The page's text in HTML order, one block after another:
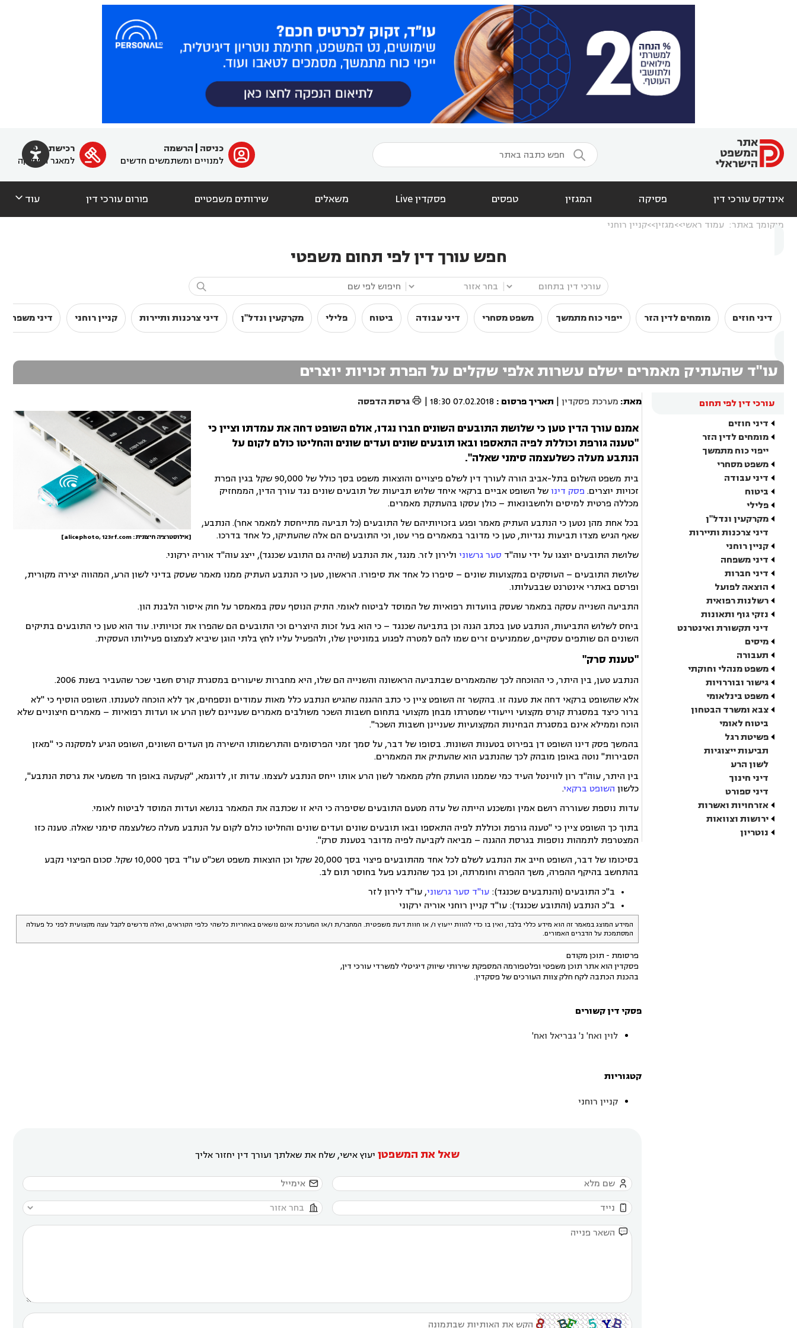
  ﱐ כניסה
הרשמה
למנויים ומשתמשים חדשים

רכישת מנוי
למאגר הפסיקה
אינדקס עורכי דין פסיקה המגזין טפסים פסקדין Live משאלים שירותים משפטיים פורום עורכי דין עוד 
מיקומך באתר: עמוד ראשי מגזין קניין רוחני
חפש עורך דין לפי תחום משפטי

דיני חוזים מומחים לדין הזר ייפוי כוח מתמשך משפט מסחרי דיני עבודה ביטוח פלילי מקרקעין ונדל"ן דיני צרכנות ותיירות קניין רוחני דיני משפחה
עו"ד שהעתיק מאמרים ישלם עשרות אלפי שקלים על הפרת זכויות יוצרים
עורכי דין לפי תחום
דיני חוזים
מומחים לדין הזר
ייפוי כוח מתמשך
משפט מסחרי
דיני עבודה
ביטוח
פלילי
מקרקעין ונדל"ן
דיני צרכנות ותיירות
קניין רוחני
דיני משפחה
דיני חברות
הוצאה לפועל
רשלנות רפואית
נזקי גוף ותאונות
דיני תקשורת ואינטרנט
מיסים
תעבורה
משפט מנהלי וחוקתי
גישור ובוררויות
משפט בינלאומי
צבא ומשרד הבטחון
ביטוח לאומי
פשיטת רגל
תביעות ייצוגיות
לשון הרע
דיני חינוך
דיני ספורט
אזרחויות ואשרות
ירושות וצוואות
נוטריון
מאת: מערכת פסקדין | תאריך פרסום :
07.02.2018 18:30
|
 גרסת הדפסה
[אילוסטרציה חיצונית: alicephoto, 123rf.com]
אמנם עורך הדין טען כי שלושת התובעים השונים חברו נגדו, אולם השופט דחה את עמדתו וציין כי
"טענה גורפת וכוללת לפיה התאספו ובאו תובעים שונים ועדים שונים והחליטו כולם לקום על
הנתבע מעלה כשלעצמה סימני שאלה".
בית משפט השלום בתל-אביב הורה לעורך דין לשלם פיצויים והוצאות משפט בסך כולל של 90,000 שקל בגין הפרת
זכויות יוצרים. פסק דינושל השופט אביים ברקאי איחד שלוש תביעות של תובעים שונים נגד עורך הדין, הממחזיק
מכללה פרטית למיסים ולחשבונאות – כולן עסקו בהעתקת מאמרים.
בכל אחת מהן נטען כי הנתבע העתיק מאמר ופגע בזכויותיהם של התובעים (כל תביעה מתייחסת למאמר אחר). הנתבע,
שאף הגיש מצדו תביעות נגדיות, טען כי מדובר במאמרים פרי עטו, וכי התובעים הם אלה שהעתיקו, כל אחד בדרכו.
שלושת התובעים יוצגו על ידי עוה"ד סער גרשוני ולירון לזר. מנגד, את הנתבע (שהיה גם התובע שכנגד), ייצג עוה"ד אוריה ירקוני.
שלושת התובעים – העוסקים במקצועות שונים – סיפרו כל אחד את סיפורו. הראשון, טען כי הנתבע העתיק ממנו מאמר שעסק בדיני לשון הרע, המהווה יצירה מקורית,
ופרסם באתרי אינטרנט שבבעלותו.
התביעה השנייה עסקה במאמר שעסק בוועדות רפואיות של המוסד לביטוח לאומי. התיק הנוסף עסק במאמסר על חוק איסור הלבנת הון.
ביחס לשלוש התביעות, הנתבע טען בכתב הגנה וכן בתביעה שכנגד – כי הוא בעל זכות היוצרים וכי התובעים הם שהפרו את זכויותיו. עוד הוא טען כי התובעים בתיקים
השונים הם שותפים עסקיים, שממניעים זרים שמו להם למטרה לפגוע במוניטין שלו, ולהפעיל עליו לחץ בלתי הוגן שיביא לצמצום פעילותו העסקית.
"טענת סרק"
הנתבע טען, בין היתר, כי ההוכחה לכך שהמאמרים שבתביעה הראשונה והשנייה הם שלו, היא מחברות שיעורים במסגרת קורס חשבי שכר שהעביר בשנת 2006.
אלא שהשופט ברקאי דחה את טענה זו. בהקשר זה השופט ציין כי כתב ההגנה שהגיש הנתבע כלל מאות עמודים ונספחים, אך ללא הוכחה לטענתו. השופט הוסיף כי "לא
ברור כיצד במסגרת קורס מקצועי וייעודי שמטרתו מבחן מקצועי בתחום חשבות השכר משולבים מאמרים שעניינם לשון הרע או ועדות רפואיות – מאמרים חיצוניים שלא
הוכח וממילא אינם במסגרת הבחינות המקצועיות שעניינן חשבות השכר".
בהמשך פסק דינו השופט דן בפירוט בטענות השונות. בסופו של דבר, על סמך זמני הפרסומים והתרשמותו הישירה מן העדים השונים, השופט הגיע למסקנה כי "מאזן
הסבירות" נוטה באופן מובהק לכך שהנתבע הוא שהעתיק את המאמרים.
בין היתר, עוה"ד רון לווינטל העיד כמי שממנו הועתק חלק ממאמר לשון הרע אותו ייחס הנתבע לעצמו. עדות זו, לדוגמא, "קעקעה באופן חד משמעי את גרסת הנתבע",
כלשון השופט ברקאי.
עדות נוספת שעוררה רושם אמין ומשכנע הייתה של עדה מטעם התובעים שסיפרה כי היא זו שכתבה את המאמר בנושא ועדות המוסד לביטוח לאומי.
בתוך כך השופט ציין כי "טענה גורפת וכוללת לפיה התאספו ובאו תובעים שונים ועדים שונים והחליטו כולם לקום על הנתבע מעלה כשלעצמה סימני שאלה. טענה כזו
המצטרפת לתמהות נוספות בגרסת ההגנה – מביאה לקביעה לפיה מדובר בטענת סרק".
בסיכומו של דבר, השופט חייב את הנתבע לשלם לכל אחד מהתובעים פיצוי בסך 20,000 שקל וכן הוצאות משפט ושכ"ט עו"ד בסך 10,000 שקל. סכום הפיצוי נקבע
בהתחשב בהיקף ההפרה, משך ההפרה וחומרתה, וכן בכך שהנתבע פעל בחוסר תום לב.
ב"כ התובעים (והנתבעים שכנגד): עו"ד סער גרשוני, עו"ד לירון לזר
ב"כ הנתבע (והתובע שכנגד): עו"ד קניין רוחני אוריה ירקוני
המידע המוצג במאמר זה הוא מידע כללי בלבד, ואין בו כדי להוות ייעוץ ו/ או חוות דעת משפטית. המחבר/ת ו/או המערכת אינם נושאים באחריות כלשהי כלפי הקוראים, ואלה נדרשים לקבל עצה מקצועית לפני כל פעולה
המסתמכת על הדברים האמורים.
פרסומת - תוכן מקודם
פסקדין הוא אתר תוכן משפטי ופלטפורמה המספקת שירותי שיווק דיגיטלי למשרדי עורכי דין,
בהכנת הכתבה לקח חלק צוות העורכים של פסקדין.
פסקי דין קשורים
לוין ואח' נ' גבריאל ואח'
קטגוריות
קניין רוחני
שאל את המשפטן יעוץ אישי, שלח את שאלתך ועורך דין יחזור אליך




